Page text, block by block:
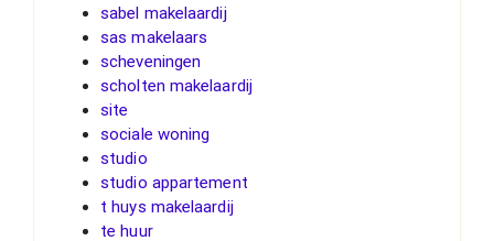
sabel makelaardij
sas makelaars
scheveningen
scholten makelaardij
site
sociale woning
studio
studio appartement
t huys makelaardij
te huur